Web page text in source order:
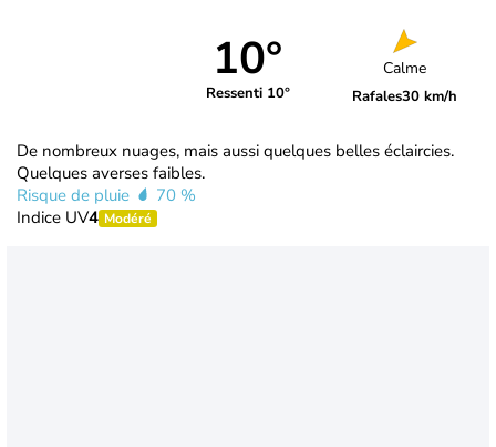
10°
Ressenti 10°
Calme
Rafales30 km/h
De nombreux nuages, mais aussi quelques belles éclaircies.
Quelques averses faibles.
Risque de pluie
70 %
Indice UV4 Modéré